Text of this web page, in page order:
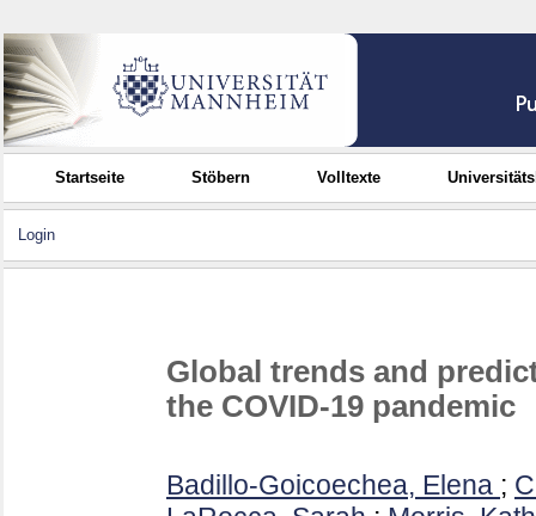
Startseite Stöbern Volltexte
Login
Global trends and
the COVID-19 pandemic
Badillo-Goicoechea, Elena ;